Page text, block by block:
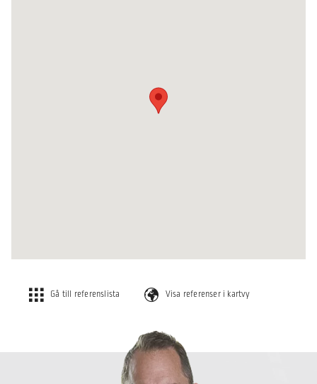
Gå till referenslista Visa referenser i kartvy